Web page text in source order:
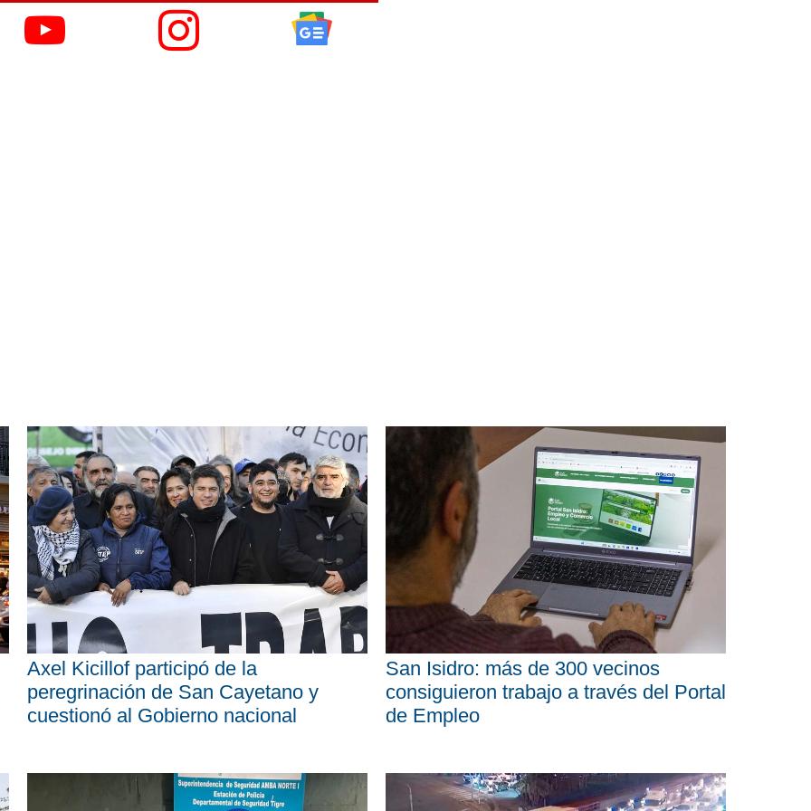
Axel Kicillof participó de la
peregrinación de San Cayetano y
cuestionó al Gobierno nacional
San Isidro: más de 300 vecinos
consiguieron trabajo a través del Portal
de Empleo